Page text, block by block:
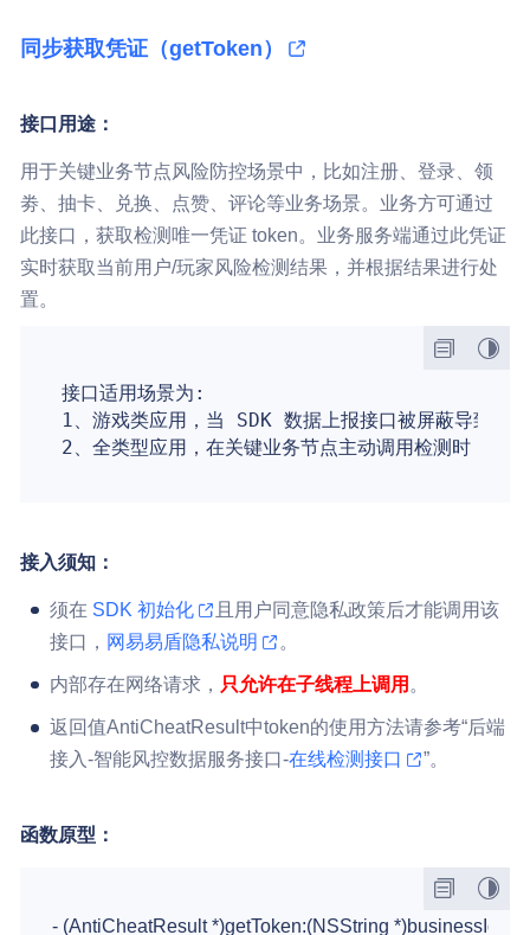
同步获取凭证（getToken）
接口用途：
用于关键业务节点风险防控场景中，比如注册、登录、领
劵、抽卡、兑换、点赞、评论等业务场景。业务方可通过
此接口，获取检测唯一凭证 token。业务服务端通过此凭证
实时获取当前用户/玩家风险检测结果，并根据结果进行处
置。
接口适用场景为:
1、游戏类应用，当 SDK 数据上报接口被屏蔽导致数
2、全类型应用，在关键业务节点主动调用检测时，通
接入须知：
须在 SDK 初始化
且用户同意隐私政策后才能调用该
接口， 网易易盾隐私说明 。
内部存在网络请求， 只允许在子线程上调用 。
返回值AntiCheatResult中token的使用方法请参考“后端
接入-智能风控数据服务接口-在线检测接口 ”。
函数原型：